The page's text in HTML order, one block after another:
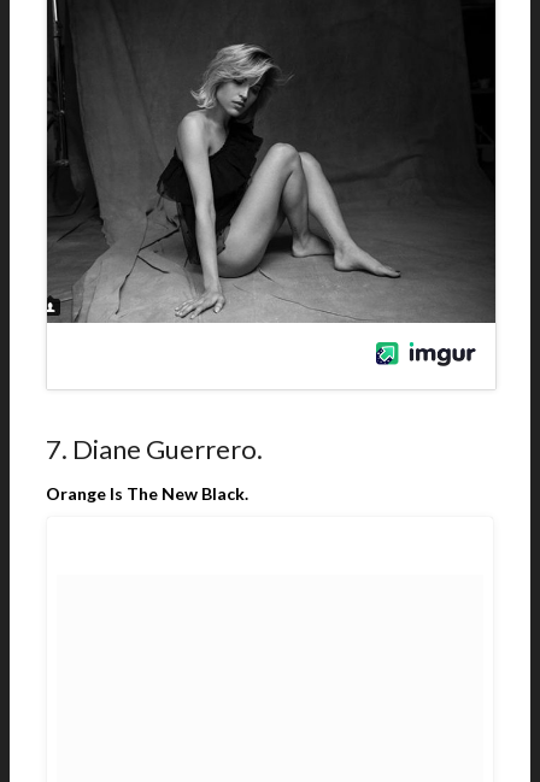
7. Diane Guerrero.
Orange Is The New Black.